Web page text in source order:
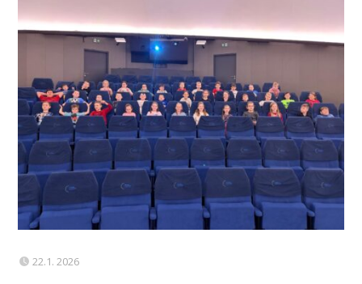
22.1. 2026